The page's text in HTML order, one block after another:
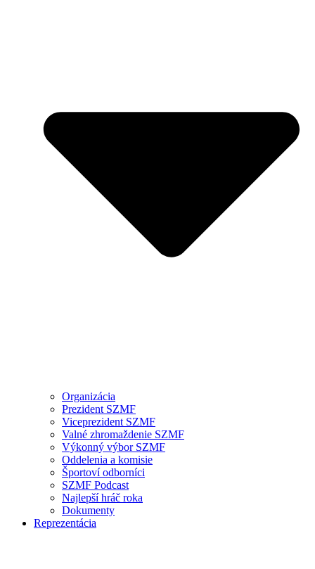
Organizácia
Prezident SZMF
Viceprezident SZMF
Valné zhromaždenie SZMF
Výkonný výbor SZMF
Oddelenia a komisie
Športoví odborníci
SZMF Podcast
Najlepší hráč roka
Dokumenty
Reprezentácia